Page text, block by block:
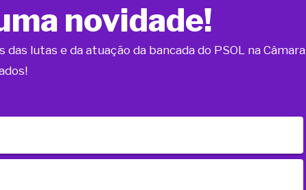
novidade!
lutas e da atuação da bancada do PSOL na Câmara